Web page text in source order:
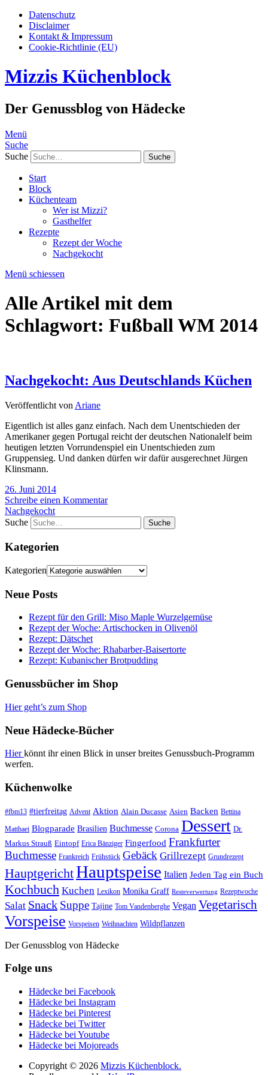
Datenschutz
Disclaimer
Kontakt & Impressum
Cookie-Richtlinie (EU)
Mizzis Küchenblock
Der Genussblog von Hädecke
Menü
Suche
Suche
Start
Block
Küchenteam
Wer ist Mizzi?
Gasthelfer
Rezepte
Rezept der Woche
Nachgekocht
Menü schiessen
Alle Artikel mit dem
Schlagwort: Fußball WM 2014
Nachgekocht: Aus Deutschlands Küchen
Veröffentlicht vonAriane
Eigentlich ist alles ganz einfach. Nach dem Unentschieden der
Amerikaner gegen Portugal reicht der deutschen Nationalelf beim
heutigen letzten Vorrundenspiel ein Unentschieden zum
Gruppensieg. Und danken dürfen wir dafür ausgerechnet Jürgen
Klinsmann.
26. Juni 2014
Schreibe einen Kommentar
Nachgekocht
Suche
Kategorien
Kategorien
Neue Posts
Rezept für den Grill: Miso Maple Wurzelgemüse
Rezept der Woche: Artischocken in Olivenöl
Rezept: Dätschet
Rezept der Woche: Rhabarber-Baisertorte
Rezept: Kubanischer Brotpudding
Genussbücher im Shop
Hier geht’s zum Shop
Neue Hädecke-Bücher
Hierkönnt ihr einen Blick in unser breites Genussbuch-Programm
werfen.
Küchenwolke
#fbm13 #tierfreitag Advent Aktion Alain Ducasse Asien Backen Bettina
Matthaei Blogparade Brasilien Buchmesse Corona Dessert Dr.
Markus Strauß Eintopf Erica Bänziger Fingerfood Frankfurter
Buchmesse Frankreich Frühstück Gebäck Grillrezept Grundrezept
HauptgerichtHauptspeise Italien Jeden Tag ein Buch
Kochbuch Kuchen Lexikon Monika Graff Resteverwertung Rezeptwoche
Salat Snack Suppe Tajine Tom Vandenberghe Vegan Vegetarisch
Vorspeise Vorspeisen Weihnachten Wildpflanzen
Der Genussblog von Hädecke
Folge uns
Hädecke bei Facebook
Hädecke bei Instagram
Hädecke bei Pinterest
Hädecke bei Twitter
Hädecke bei Youtube
Hädecke bei Mojoreads
Copyright © 2026 Mizzis Küchenblock.